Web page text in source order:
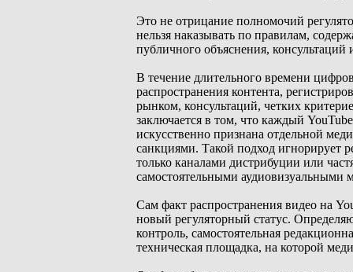
Это не отрицание полномочий
нельзя наказывать по правилам,
публичного объяснения, консультаций
В течение длительного времени
распространения контента,
рынком, консультаций, четких
заключается в том, что каждый
искусственно признана отдельной
санкциями. Такой подход игнорирует
только каналами дистрибуции или
самостоятельными аудиовизуальными
Сам факт распространения видео на
новый регуляторный статус.
контроль, самостоятельная
техническая площадка, на которой